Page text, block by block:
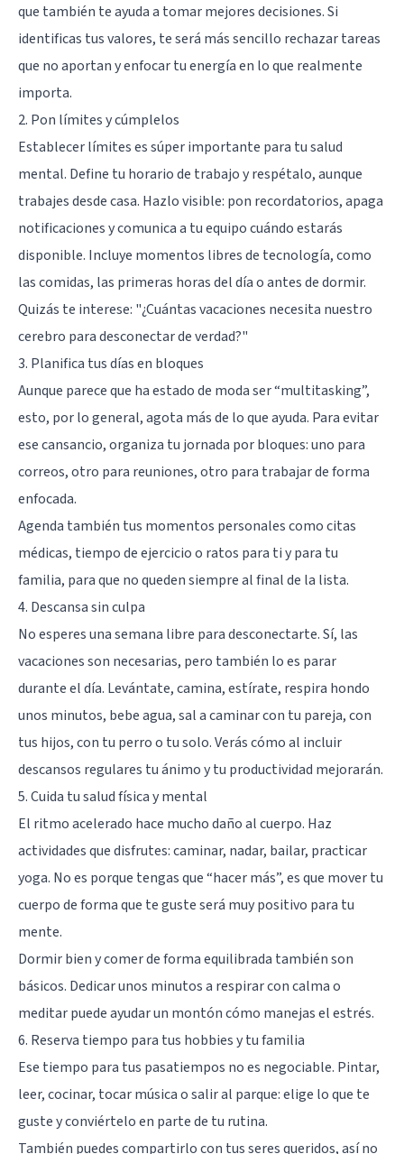
que también te ayuda a tomar mejores decisiones. Si
identificas tus valores, te será más sencillo rechazar tareas
que no aportan y enfocar tu energía en lo que realmente
importa.
2. Pon límites y cúmplelos
Establecer límites es súper importante para tu salud
mental. Define tu horario de trabajo y respétalo, aunque
trabajes desde casa. Hazlo visible: pon recordatorios, apaga
notificaciones y comunica a tu equipo cuándo estarás
disponible. Incluye momentos libres de tecnología, como
las comidas, las primeras horas del día o antes de dormir.
Quizás te interese: "¿Cuántas vacaciones necesita nuestro
cerebro para desconectar de verdad?"
3. Planifica tus días en bloques
Aunque parece que ha estado de moda ser “multitasking”,
esto, por lo general, agota más de lo que ayuda. Para evitar
ese cansancio, organiza tu jornada por bloques: uno para
correos, otro para reuniones, otro para trabajar de forma
enfocada.
Agenda también tus momentos personales como citas
médicas, tiempo de ejercicio o ratos para ti y para tu
familia, para que no queden siempre al final de la lista.
4. Descansa sin culpa
No esperes una semana libre para desconectarte. Sí, las
vacaciones son necesarias, pero también lo es parar
durante el día. Levántate, camina, estírate, respira hondo
unos minutos, bebe agua, sal a caminar con tu pareja, con
tus hijos, con tu perro o tu solo. Verás cómo al incluir
descansos regulares tu ánimo y tu productividad mejorarán.
5. Cuida tu salud física y mental
El ritmo acelerado hace mucho daño al cuerpo. Haz
actividades que disfrutes: caminar, nadar, bailar, practicar
yoga. No es porque tengas que “hacer más”, es que mover tu
cuerpo de forma que te guste será muy positivo para tu
mente.
Dormir bien y comer de forma equilibrada también son
básicos. Dedicar unos minutos a respirar con calma o
meditar puede ayudar un montón cómo manejas el estrés.
6. Reserva tiempo para tus hobbies y tu familia
Ese tiempo para tus pasatiempos no es negociable. Pintar,
leer, cocinar, tocar música o salir al parque: elige lo que te
guste y conviértelo en parte de tu rutina.
También puedes compartirlo con tus seres queridos, así no